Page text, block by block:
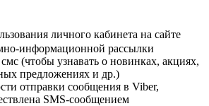
личного кабинета на сайте
информационной рассылки
(чтобы узнавать о новинках, акциях,
предложениях и др.)
отправки сообщения в Viber,
SMS-сообщением